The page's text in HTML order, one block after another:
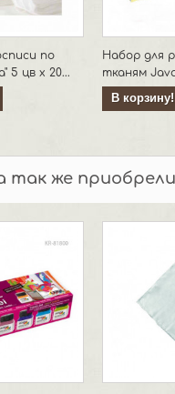
по
5 цв х 20...
Набор для
тканям
В корзину!
так же